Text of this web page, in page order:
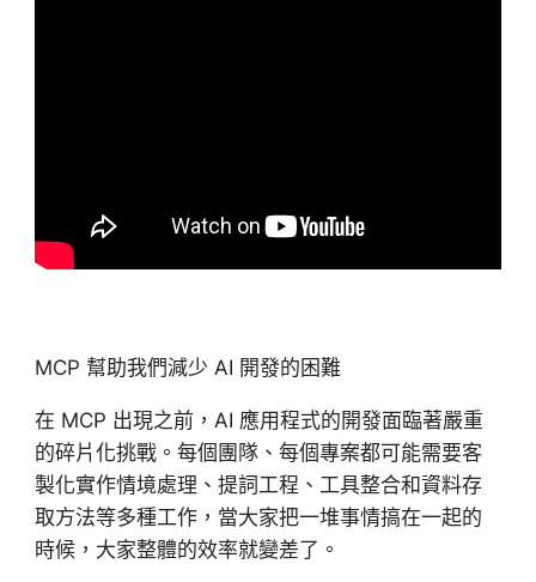
MCP 幫助我們減少 AI 開發的困難
在 MCP 出現之前，AI 應用程式的開發面臨著嚴重
的碎片化挑戰。每個團隊、每個專案都可能需要客
製化實作情境處理、提詞工程、工具整合和資料存
取方法等多種工作，當大家把一堆事情搞在一起的
時候，大家整體的效率就變差了。